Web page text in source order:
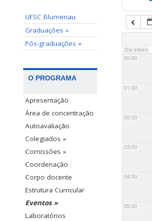
UFSC Blumenau
Graduações »
Pós-graduações »
O PROGRAMA
Apresentação
Área de concentração
Autoavaliação
Colegiados »
Comissões »
Coordenação
Corpo docente
Estrutura Curricular
Eventos »
Laboratórios
Dia inteiro
00:00
01:00
02:00
03:00
04:00
05:00